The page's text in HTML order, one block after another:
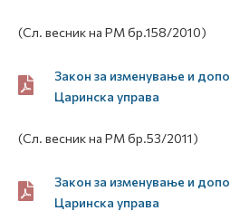
(Сл. весник на РМ бр.158/2010)
Закон за изменување и
Царинска управа
(Сл. весник на РМ бр.53/2011)
Закон за изменување и
Царинска управа